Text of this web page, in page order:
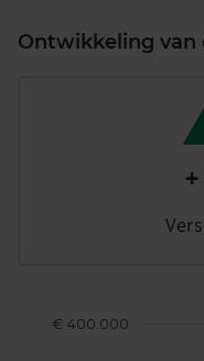
Ontwikkeling van
€ 400.000